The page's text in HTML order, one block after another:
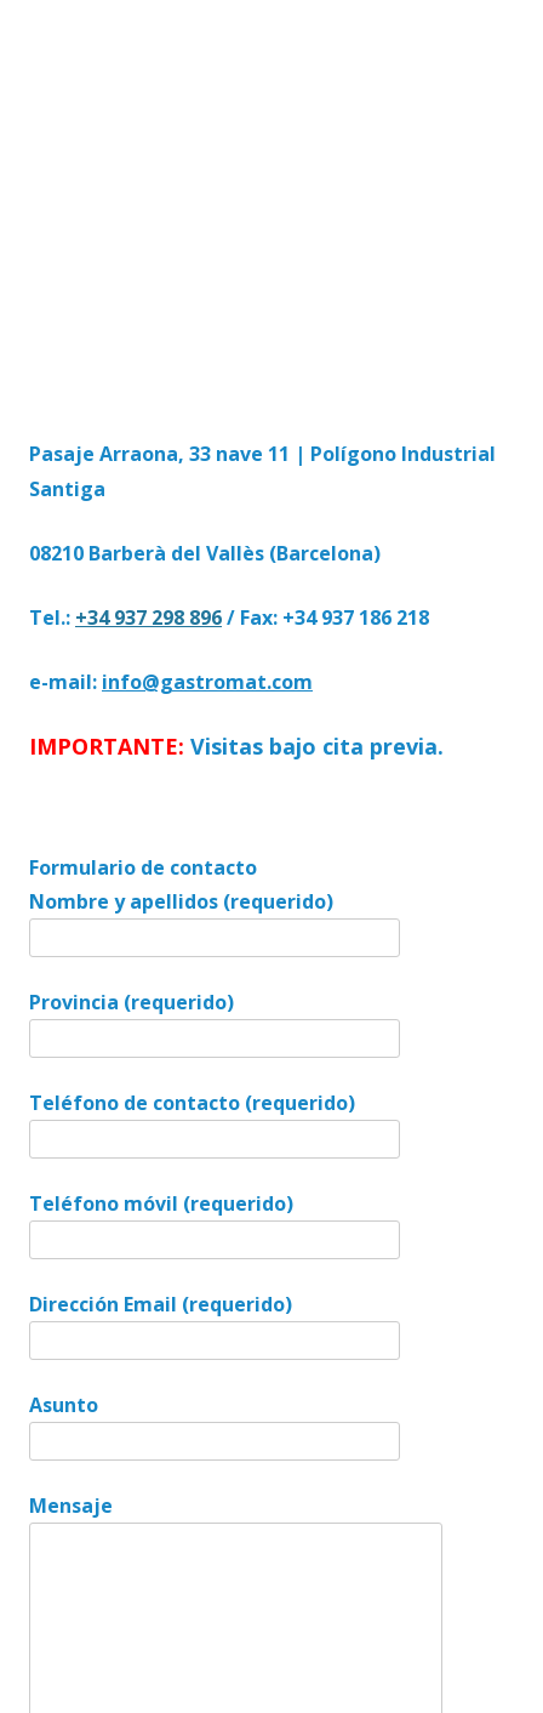
Pasaje Arraona, 33 nave 11 | Polígono Industrial
Santiga
08210 Barberà del Vallès (Barcelona)
Tel.: +34 937 298 896/ Fax: +34 937 186 218
e-mail: info@gastromat.com
IMPORTANTE: Visitas bajo cita previa.
Formulario de contacto
Nombre y apellidos (requerido)
Provincia (requerido)
Teléfono de contacto (requerido)
Teléfono móvil (requerido)
Dirección Email (requerido)
Asunto
Mensaje